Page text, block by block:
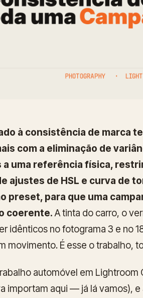
à consistência de marca
com a eliminação de
a uma referência física,
ajustes de HSL e curva de
preset, para que uma
coerente. A tinta do carro, o
idênticos no fotograma 3 e no
movimento. É esse o trabalho,
automóvel em Lightroom
importam aqui — já lá vamos),